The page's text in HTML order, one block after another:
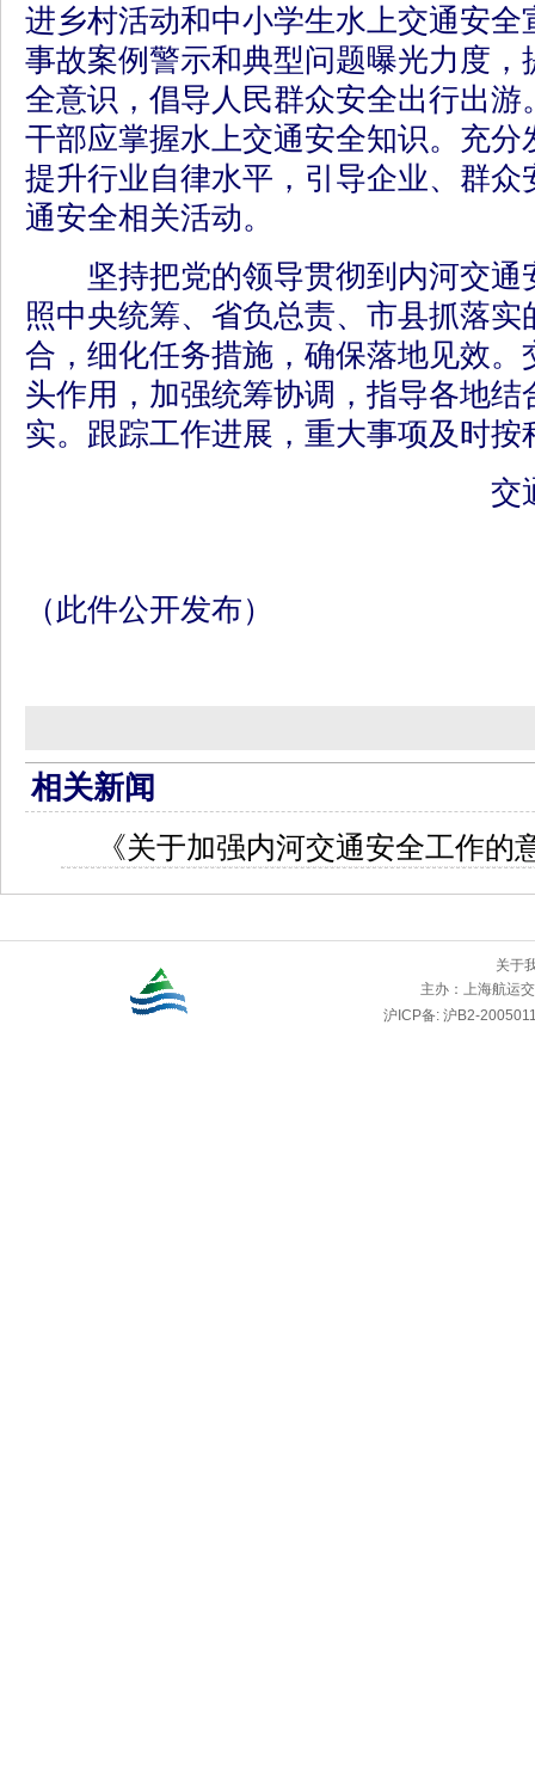
进乡村活动和中小学生水上交通安全
事故案例警示和典型问题曝光力度，
全意识，倡导人民群众安全出行出游
干部应掌握水上交通安全知识。充分
提升行业自律水平，引导企业、群众
通安全相关活动。
坚持把党的领导贯彻到内河交通
照中央统筹、省负总责、市县抓落
合，细化任务措施，确保落地见效。
头作用，加强统筹协调，指导各地结
实。跟踪工作进展，重大事项及时按
交
（此件公开发布）
相关新闻
《关于加强内河交通安全工作的
关于
主办： 上海航运
沪ICP备: 沪B2-